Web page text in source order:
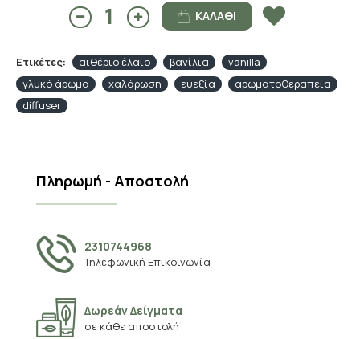
ΚΑΛΆΘΙ
Ετικέτες: αιθέριο έλαιο βανίλια
vanilla
γλυκό άρωμα
χαλάρωση ευεξία
αρωματοθεραπεία
diffuser
Πληρωμή - Αποστολή
2310744968
Τηλεφωνική Επικοινωνία
Δωρεάν Δείγματα
σε κάθε αποστολή